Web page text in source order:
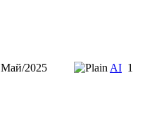
Май/2025 AI 1